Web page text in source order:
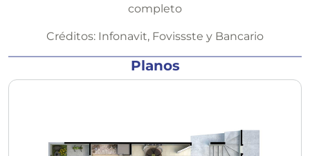
completo
Créditos: Infonavit, Fovissste y Bancario
Planos